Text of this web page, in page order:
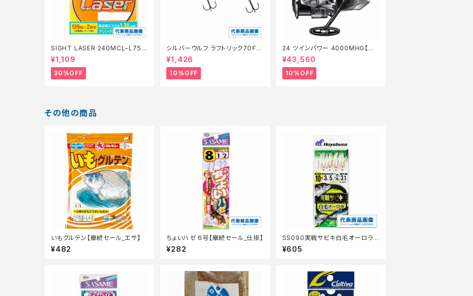
SIGHT LASER 240MCL−L75Q
橙 0.2【特価仕掛】【30】
¥1,109
30%OFF
シルバーウルフ ラフトリック70Ｆ
【スタッフ永徳浜名湖セレクト】【1
0】
¥1,426
10%OFF
24 ツインパワー 4000MHG【継
続セール_リール】【10】
¥43,560
10%OFF
その他の商品
いもグルテン【継続セール_エサ】
¥482
ちょいハゼ 6号【継続セール_仕掛】
¥282
SS090実戦サビキ白毛オーロラ1
0号
¥605